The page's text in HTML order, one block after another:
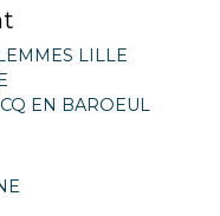
LILLE
EN BAROEUL